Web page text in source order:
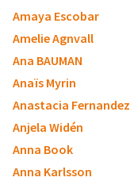
Amaya Escobar
Amelie Agnvall
Ana BAUMAN
Anaïs Myrin
Anastacia Fernandez
Anjela Widén
Anna Book
Anna Karlsson